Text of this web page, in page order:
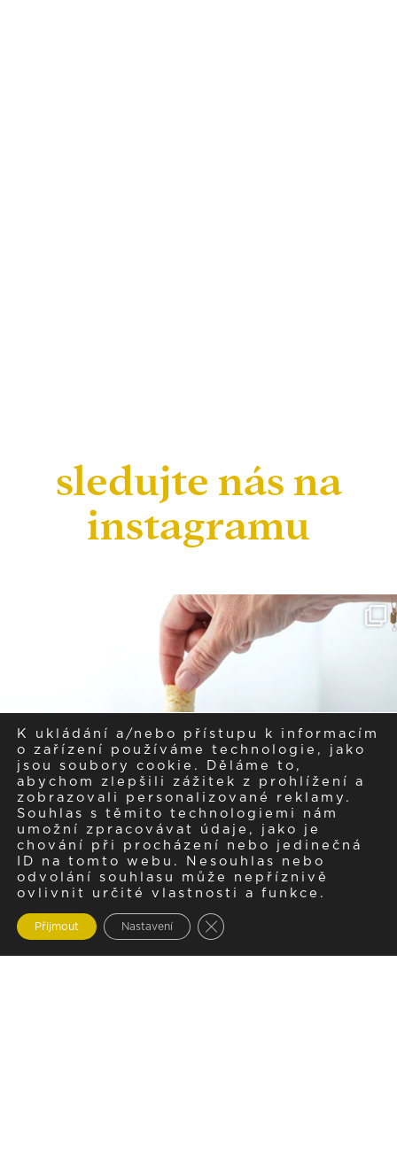
sledujte nás na
instagramu
K ukládání a/nebo přístupu k informacím
o zařízení používáme technologie, jako
jsou soubory cookie. Děláme to,
abychom zlepšili zážitek z prohlížení a
zobrazovali personalizované reklamy.
Souhlas s těmito technologiemi nám
umožní zpracovávat údaje, jako je
chování při procházení nebo jedinečná
ID na tomto webu. Nesouhlas nebo
odvolání souhlasu může nepříznivě
ovlivnit určité vlastnosti a funkce.
Přijmout Nastavení Zavřít cookie lištu GDPR